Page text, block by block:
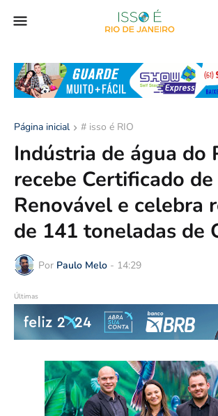
Página inicial # isso é RIO
Indústria de água do
recebe Certificado de
Renovável e celebra
de 141 toneladas de
Por Paulo Melo - 14:29
Últimas